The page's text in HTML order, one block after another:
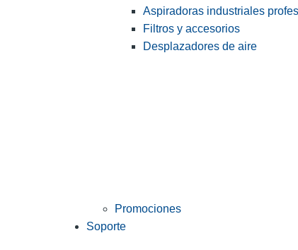
Aspiradoras industriales
Filtros y accesorios
Desplazadores de aire
Promociones
Soporte